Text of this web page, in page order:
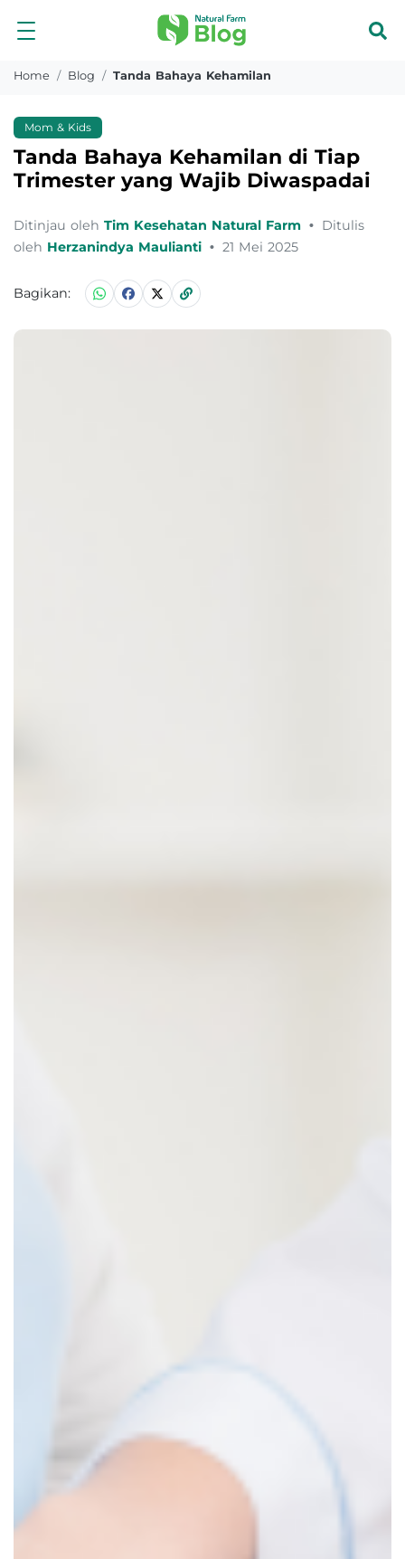
Home Blog Tanda Bahaya Kehamilan
Mom & Kids
Tanda Bahaya Kehamilan di Tiap
Trimester yang Wajib Diwaspadai
Ditinjau oleh Tim Kesehatan Natural Farm • Ditulis
oleh Herzanindya Maulianti • 21 Mei 2025
Bagikan: